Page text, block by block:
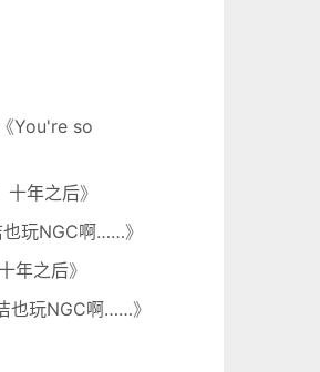
You're so
十年之后》
也玩NGC啊……》
年之后》
也玩NGC啊……》